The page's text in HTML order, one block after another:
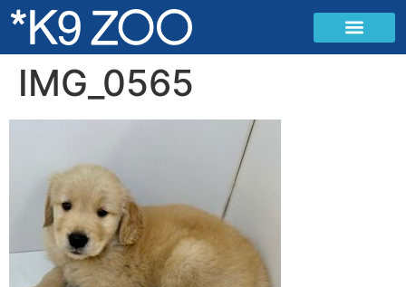
IMG_0565